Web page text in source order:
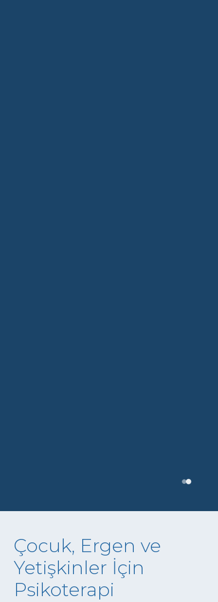
Çocuk, Ergen ve
Yetişkinler İçin
Psikoterapi